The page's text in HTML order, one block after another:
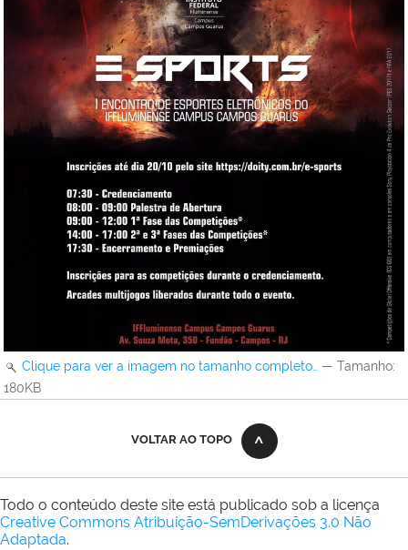
Clique para ver a imagem no tamanho completo… — Tamanho:
180KB
VOLTAR AO TOPO
Todo o conteúdo deste site está publicado sob a licença
Creative Commons Atribuição-SemDerivações 3.0 Não
Adaptada.